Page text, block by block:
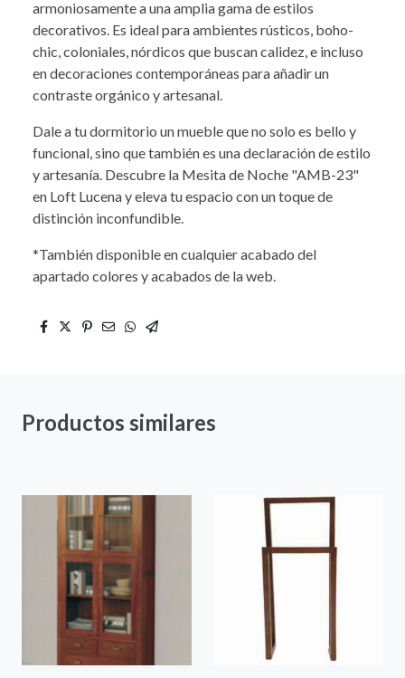
armoniosamente a una amplia gama de estilos
decorativos. Es ideal para ambientes rústicos, boho-
chic, coloniales, nórdicos que buscan calidez, e incluso
en decoraciones contemporáneas para añadir un
contraste orgánico y artesanal.
Dale a tu dormitorio un mueble que no solo es bello y
funcional, sino que también es una declaración de estilo
y artesanía. Descubre la Mesita de Noche "AMB-23"
en Loft Lucena y eleva tu espacio con un toque de
distinción inconfundible.
*También disponible en cualquier acabado del
apartado colores y acabados de la web.
Productos similares